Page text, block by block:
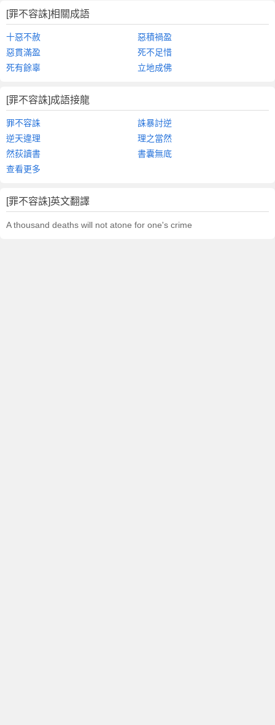
[罪不容誅]相關成語
十惡不赦
惡積禍盈
惡貫滿盈
死不足惜
死有餘辜
立地成佛
[罪不容誅]成語接龍
罪不容誅
誅暴討逆
逆天違理
理之當然
然荻讀書
書囊無底
查看更多
[罪不容誅]英文翻譯
A thousand deaths will not atone for one's crime